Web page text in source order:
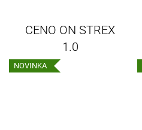
CENO ON STREX
1.0
NOVINKA